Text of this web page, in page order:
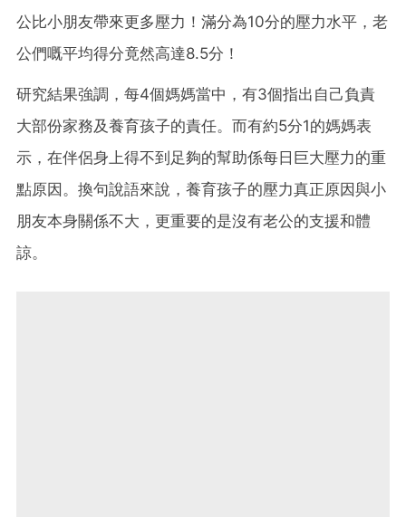
公比小朋友帶來更多壓力！滿分為10分的壓力水平，老
公們嘅平均得分竟然高達8.5分！
研究結果強調，每4個媽媽當中，有3個指出自己負責
大部份家務及養育孩子的責任。而有約5分1的媽媽表
示，在伴侶身上得不到足夠的幫助係每日巨大壓力的重
點原因。換句說語來說，養育孩子的壓力真正原因與小
朋友本身關係不大，更重要的是沒有老公的支援和體
諒。